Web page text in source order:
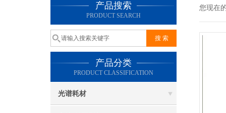
产品搜索
PRODUCT SEARCH
产品分类
PRODUCT CLASSIFICATION
光谱耗材
您现在